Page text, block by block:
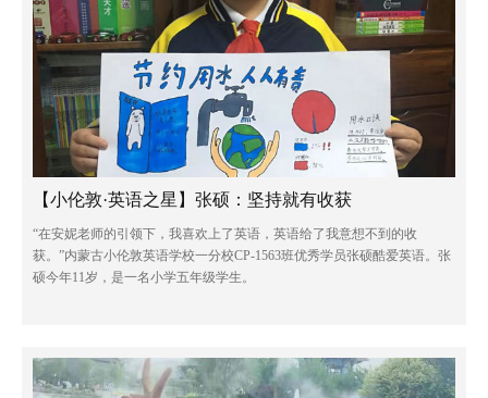
【小伦敦·英语之星】张硕：坚持就有收获
“在安妮老师的引领下，我喜欢上了英语，英语给了我意想不到的收
获。”内蒙古小伦敦英语学校一分校CP-1563班优秀学员张硕酷爱英语。张
硕今年11岁，是一名小学五年级学生。